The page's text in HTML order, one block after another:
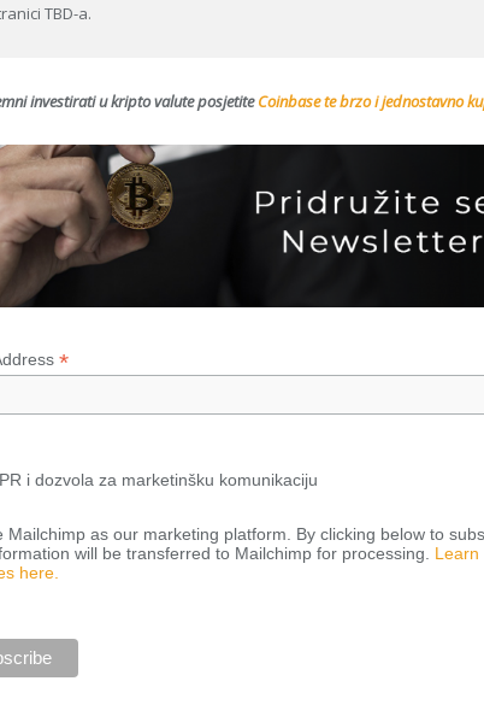
TBD-a.
investirati u kripto valute posjetiteCoinbase te brzo i jednostavno
*
i dozvola za marketinšku komunikaciju
Mailchimp as our marketing platform. By clicking below to
will be transferred to Mailchimp for processing. Learn
here.